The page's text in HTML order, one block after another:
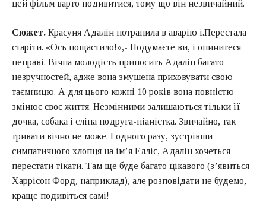
цей фільм варто подивитися, тому що він незвичайний.
Сюжет. Красуня Адалін потрапила в аварію і.Перестала
старіти. «Ось пощастило!»,- Подумаєте ви, і опинитеся
неправі. Вічна молодість приносить Адалін багато
незручностей, адже вона змушена приховувати свою
таємницю. А для цього кожні 10 років вона повністю
змінює своє життя. Незмінними залишаються тільки її
дочка, собака і сліпа подруга-піаністка. Звичайно, так
тривати вічно не може. І одного разу, зустрівши
симпатичного хлопця на ім’я Елліс, Адалін хочеться
перестати тікати. Там ще буде багато цікавого (з’явиться
Харрісон Форд, наприклад), але розповідати не будемо,
краще подивіться самі!